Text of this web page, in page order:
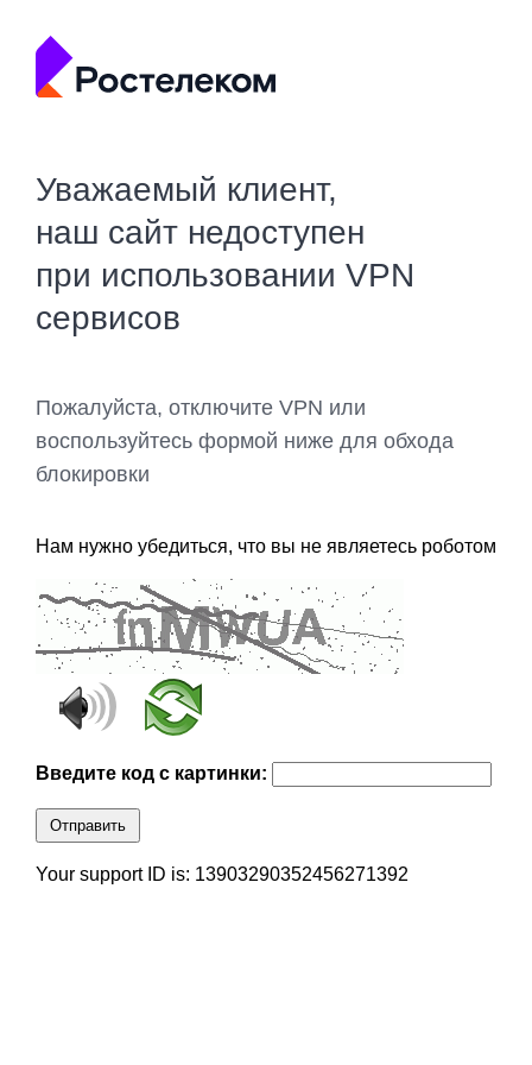
Уважаемый клиент,
наш сайт недоступен
при использовании VPN
сервисов
Пожалуйста, отключите VPN или
воспользуйтесь формой ниже для обхода
блокировки
Нам нужно убедиться, что вы не являетесь роботом
Введите код с картинки:
Отправить
Your support ID is: 13903290352456271392